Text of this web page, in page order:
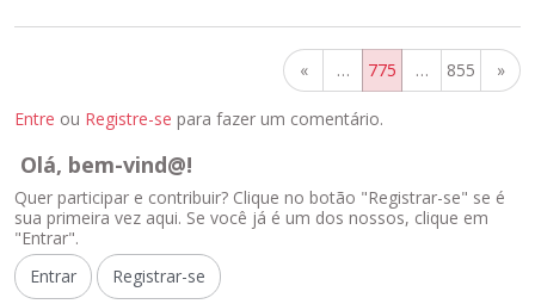
« … 775 … 855 »
Entre ou Registre-se para fazer um comentário.
Olá, bem-vind@!
Quer participar e contribuir? Clique no botão "Registrar-se" se é
sua primeira vez aqui. Se você já é um dos nossos, clique em
"Entrar".
Entrar
Registrar-se